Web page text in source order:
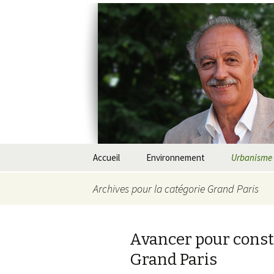
Yves
Aller
principal
Accueil
Communiqués
Revue de Presse
Environnement
Eau
Energie – Climat
Pollution
Urbanisme
Grand Paris
Eco-
Archives pour la catégorie Grand Paris
Avancer pour
Grand Paris